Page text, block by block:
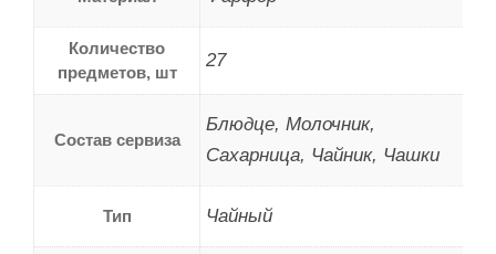
Количество
предметов, шт
27
Состав сервиза
Блюдце, Молочник,
Сахарница, Чайник, Чашки
Тип Чайный